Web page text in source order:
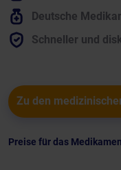
Deutsche
Schneller und
Zu den
Preise für das